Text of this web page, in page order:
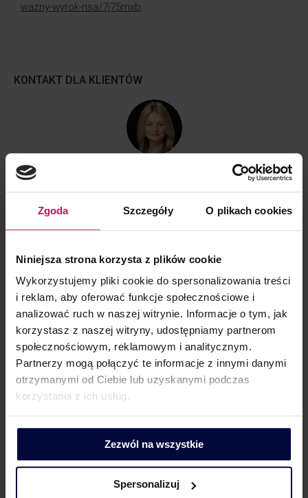
Zgoda Szczegóły O plikach cookies
Niniejsza strona korzysta z plików cookie
Wykorzystujemy pliki cookie do spersonalizowania treści
i reklam, aby oferować funkcje społecznościowe i
analizować ruch w naszej witrynie. Informacje o tym, jak
korzystasz z naszej witryny, udostępniamy partnerom
społecznościowym, reklamowym i analitycznym.
Partnerzy mogą połączyć te informacje z innymi danymi
otrzymanymi od Ciebie lub uzyskanymi podczas
korzystania z ich usług.
Zezwól na wszystkie
Spersonalizuj
wazny-wyrok-nsa/7j75mxb.
KONTAKT DLA KLIENTÓW
Partner | Rozwój biznesu, marketing i komunikacja
KONTAKT DLA MEDIÓW
Lider Obszaru Komunikacji
+48 500 127 570